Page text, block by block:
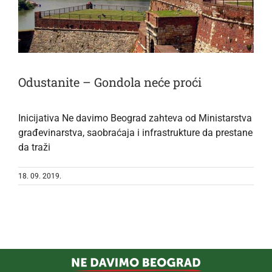
Odustanite – Gondola neće proći
Inicijativa Ne davimo Beograd zahteva od Ministarstva
građevinarstva, saobraćaja i infrastrukture da prestane
da traži
18. 09. 2019.